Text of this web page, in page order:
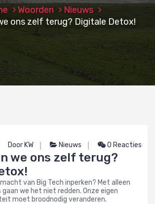
Woorden
Nieuws
ons zelf terug? Digitale Detox!
Door KW Nieuws 0 Reacties
we ons zelf terug?
van Big Tech inperken? Met alleen
we het niet redden. Onze eigen
moet broodnodig veranderen.